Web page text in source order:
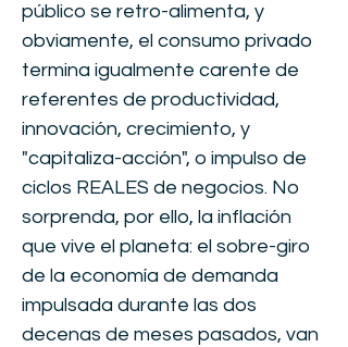
público se retro-alimenta, y
obviamente, el consumo privado
termina igualmente carente de
referentes de productividad,
innovación, crecimiento, y
"capitaliza-acción", o impulso de
ciclos REALES de negocios. No
sorprenda, por ello, la inflación
que vive el planeta: el sobre-giro
de la economía de demanda
impulsada durante las dos
decenas de meses pasados, van